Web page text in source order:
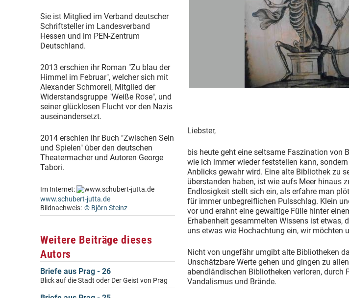
Sie ist Mitglied im Verband deutscher
Schriftsteller im Landesverband
Hessen und im PEN-Zentrum
Deutschland.
2013 erschien ihr Roman "Zu blau der
Himmel im Februar", welcher sich mit
Alexander Schmorell, Mitglied der
Widerstandsgruppe "Weiße Rose", und
seiner glücklosen Flucht vor den Nazis
auseinandersetzt.
2014 erschien ihr Buch "Zwischen Sein
und Spielen" über den deutschen
Theatermacher und Autoren George
Tabori.
Im Internet:
www.schubert-jutta.de
Bildnachweis: © Björn Steinz
Weitere Beiträge dieses
Autors
Briefe aus Prag - 26
Blick auf die Stadt oder Der Geist von Prag
Liebster,
bis heute geht eine seltsame Faszination von
wie ich immer wieder feststellen kann,
Anblicks gewahr wird. Eine alte Bibliothek zu
überstanden haben, ist wie aufs Meer hinaus
Endlosigkeit stellt sich ein, als erfahre man
für immer unbegreiflichen Pulsschlag. Klein
vor und erahnt eine gewaltige Fülle hinter
Erhabenheit gesammelten Wissens ist etwas,
uns etwas wie Hochachtung ein, wir möchten
Nicht von ungefähr umgibt alte Bibliotheken
Unschätzbare Werte gehen und gingen zu
abendländischen Bibliotheken verloren, durch
Vandalismus und Brände.